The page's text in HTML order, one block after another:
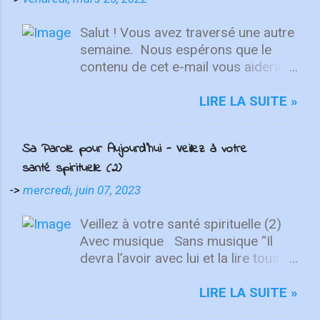
Salut ! Vous avez traversé une autre
semaine. ⁣ Nous espérons que le
contenu de cet e-mail vous aidera à
Quelle que soit la semaine que vous
une nouvelle chance de se détendre
et de se reposer en Lui. "Puisque
vous êtes ressuscités avec Christ,
d'en haut, où Christ est assis à la
droite de Dieu. Ayez l'esprit sur les
choses d'en haut, non sur les
3:1-2 L'équipe d'intégrité ÉCOUTE
LIRE LA SUITE »
Sa Parole pour Aujourd'hui - Veillez à votre
santé spirituelle (2)
-> mercredi, juin 07, 2023
Veillez à votre santé spirituelle (2)
Avec musique Sans musique “Il
devra l’avoir avec lui et la lire tous
années avant le premier roi d’Israël,
LIRE LA SUITE »